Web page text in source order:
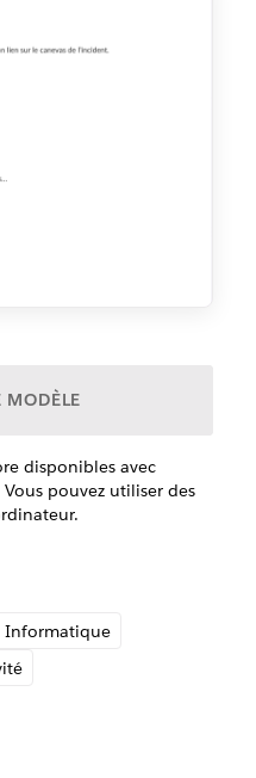
MODÈLE
disponibles avec
pouvez utiliser des
Informatique